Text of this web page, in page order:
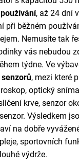
, až 24 dní
při běžném
Nemusíte tak
vás nebudou
týdne. Ve
, mezi které
optický
krve, senzor
Výsledkem
na dobře
sportovních
výdrže.